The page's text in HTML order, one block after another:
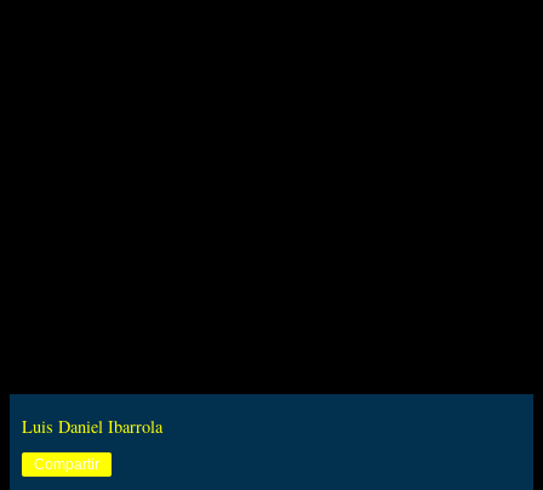
Luis Daniel Ibarrola
Compartir